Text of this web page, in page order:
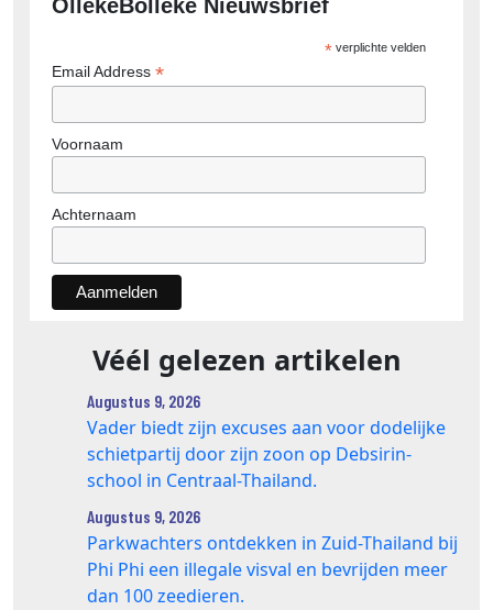
OllekeBolleke Nieuwsbrief
*verplichte velden
Email Address *
Voornaam
Achternaam
Véél gelezen artikelen
Augustus 9, 2026
Vader biedt zijn excuses aan voor dodelijke
schietpartij door zijn zoon op Debsirin-
school in Centraal-Thailand.
Augustus 9, 2026
Parkwachters ontdekken in Zuid-Thailand bij
Phi Phi een illegale visval en bevrijden meer
dan 100 zeedieren.